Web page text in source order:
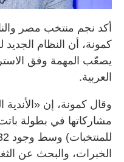
أكد نجم منتخب مصر
كمونة، أن النظام الجديد
يصعّب المهمة وفق
العربية.
وقال كمونة، إن «الأندية
مشاركاتها في بطولة
الخبرات، والبحث عن